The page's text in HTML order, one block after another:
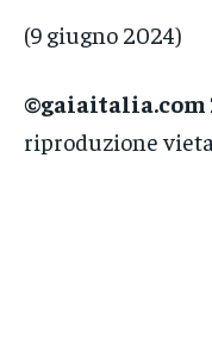
(9 giugno 2024)
©gaiaitalia.com
riproduzione